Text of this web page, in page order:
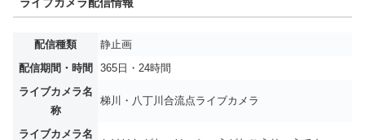
配信種類
静止画
配信期間・時間
365日・24時間
ライブカメラ名
称
梯川・八丁川合流点ライブカメラ
ライブカメラ名